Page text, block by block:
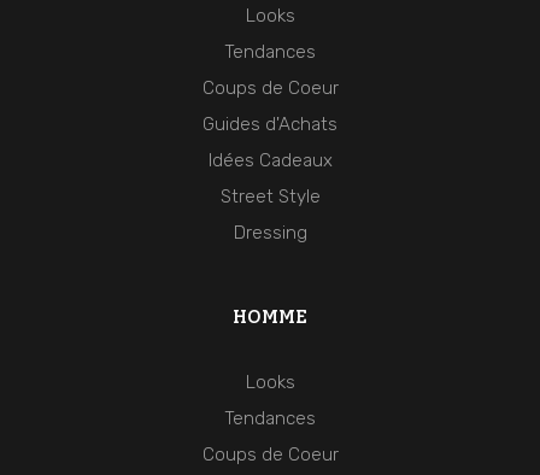
HOMME
Looks
Tendances
Coups de Coeur
Looks
Tendances
Coups de Coeur
Guides d'Achats
Idées Cadeaux
Street Style
Dressing